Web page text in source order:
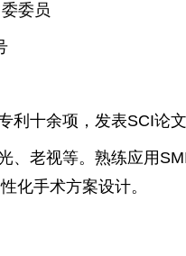
委员
利十余项，发表SCI论
、老视等。熟练应用
化手术方案设计。